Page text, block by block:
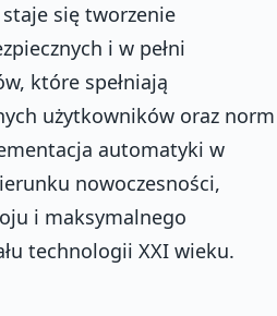
się tworzenie
i w pełni
które spełniają
użytkowników oraz norm
automatyki w
nowoczesności,
i maksymalnego
technologii XXI wieku.